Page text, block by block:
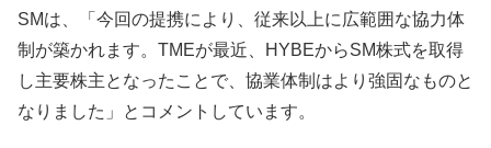
SMは、「今回の提携により、従来以上に広範囲な協力体
制が築かれます。TMEが最近、HYBEからSM株式を取得
し主要株主となったことで、協業体制はより強固なものと
なりました」とコメントしています。